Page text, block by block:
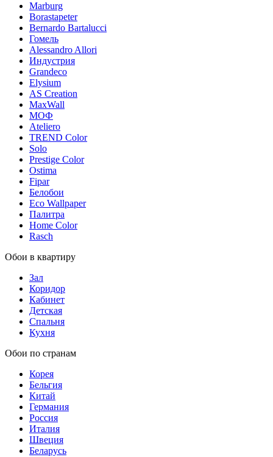
Marburg
Borastapeter
Bernardo Bartalucci
Гомель
Alessandro Allori
Индустрия
Grandeco
Elysium
AS Creation
MaxWall
МОФ
Ateliero
TREND Color
Solo
Prestige Color
Ostima
Fipar
Белобои
Eco Wallpaper
Палитра
Home Color
Rasch
Обои в квартиру
Зал
Коридор
Кабинет
Детская
Спальня
Кухня
Обои по странам
Корея
Бельгия
Китай
Германия
Россия
Италия
Швеция
Беларусь